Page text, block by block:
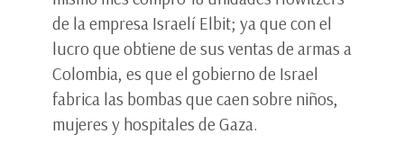
de la empresa Israelí Elbit; ya que con el
lucro que obtiene de sus ventas de armas a
Colombia, es que el gobierno de Israel
fabrica las bombas que caen sobre niños,
mujeres y hospitales de Gaza.